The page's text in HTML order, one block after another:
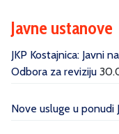
Javne ustanove
JKP Kostajnica: Javni
Odbora za reviziju
Nove usluge u ponudi